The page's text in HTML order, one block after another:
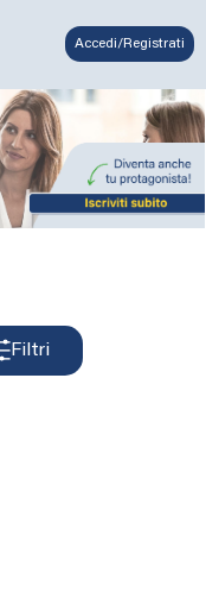
Accedi/Registrati
Filtri